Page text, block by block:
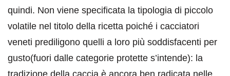
quindi. Non viene specificata la tipologia di piccolo
volatile nel titolo della ricetta poiché i cacciatori
veneti prediligono quelli a loro più soddisfacenti per
gusto(fuori dalle categorie protette s’intende): la
tradizione della caccia è ancora ben radicata nelle